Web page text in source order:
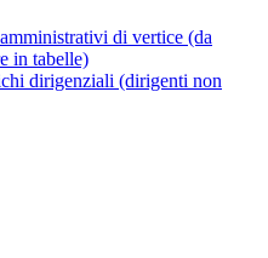
di vertice (da
in tabelle)
dirigenziali (dirigenti non